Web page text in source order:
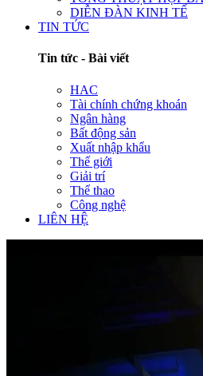
DIỄN ĐÀN KINH TẾ
TIN TỨC
Tin tức - Bài viết
HAC
Tài chính chứng khoán
Ngân hàng
Bất động sản
Xuất nhập khẩu
Thế giới
Giải trí
Thể thao
Công nghệ
LIÊN HỆ